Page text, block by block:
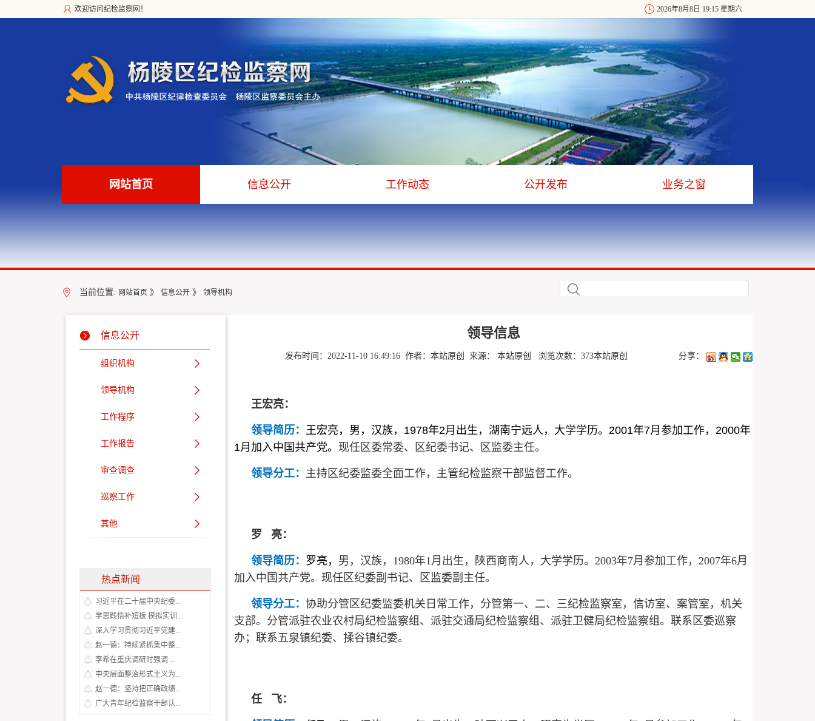
欢迎访问纪检监察网！ 2026年8月8日 19:15 星期六
网站首页 信息公开 工作动态 公开发布 业务之窗
当前位置: 网站首页 》 信息公开 》 领导机构
信息公开
组织机构
领导机构
工作程序
工作报告
审查调查
巡察工作
其他
热点新闻
习近平在二十届中央纪委...
学思践悟补短板 模拟实训...
深入学习贯彻习近平党建...
赵一德：持续紧抓集中整...
李希在重庆调研时强调 ...
中央层面整治形式主义为...
赵一德：坚持把正确政绩...
广大青年纪检监察干部认...
领导信息
发布时间：2022-11-10 16:49:16 作者：本站原创 来源： 本站原创 浏览次数： 373本站原创 分享：
王宏亮：
领导简历： 王宏亮，男，汉族，1978年2月出生，湖南宁远人，大学学历。2001年7月参加工作，2000年
1月加入中国共产党。 现任区委常委、区纪委书记、区监委主任。
领导分工： 主持区纪委监委全面工作， 主管纪检监察干部监督工作。
罗 亮：
领导简历： 罗亮， 男，汉族，1980年1月出生，陕西商南人，大学学历。2003年7月参加工作，2007年6月
加入中国共产党。 现任区纪委副书记、区监委副主任。
领导分工： 协助分管区纪委监委机关日常工作，分管第一、二、三纪检监察室，信访室、案管室，机关
支部。分管派驻农业农村局纪检监察组、派驻交通局纪检监察组、派驻卫健局纪检监察组。联系区委巡察
办；联系五泉镇纪委、揉谷镇纪委。
任 飞：